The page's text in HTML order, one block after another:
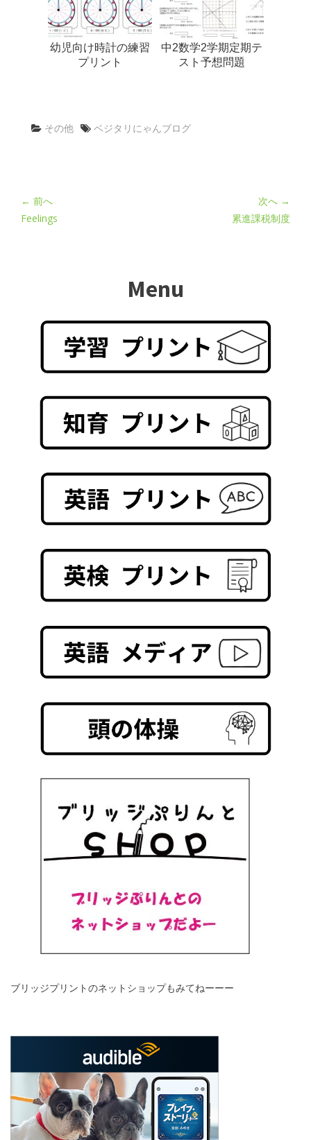
幼児向け時計の練習
プリント
中2数学2学期定期テ
スト予想問題
その他 ベジタリにゃんブログ
← 前へ
Feelings
次へ →
累進課税制度
Menu
ブリッジプリントのネットショップもみてねーーー